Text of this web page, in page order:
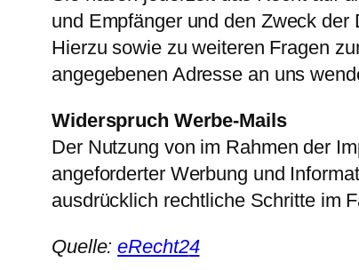
und Empfänger und den Zweck
Hierzu sowie zu weiteren Fragen
angegebenen Adresse an uns
Widerspruch Werbe-Mails
Der Nutzung von im Rahmen der
angeforderter Werbung und
ausdrücklich rechtliche Schritte im
Quelle:eRecht24